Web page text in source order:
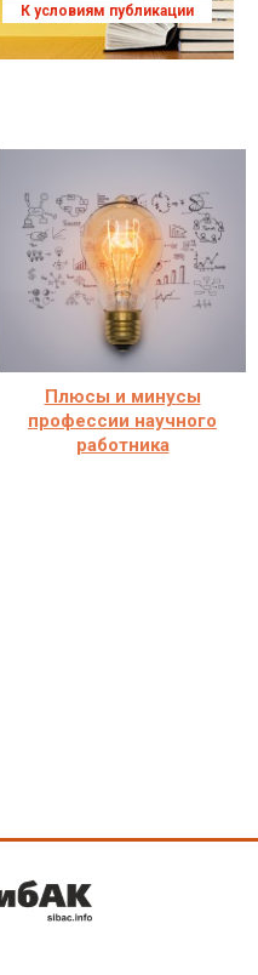
К условиям публикации
Плюсы и минусы
профессии научного
работника